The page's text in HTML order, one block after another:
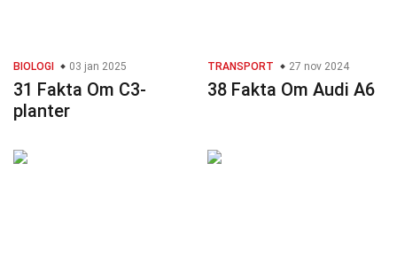
BIOLOGI 03 jan 2025
31 Fakta Om C3-
planter
TRANSPORT 27 nov 2024
38 Fakta Om Audi A6